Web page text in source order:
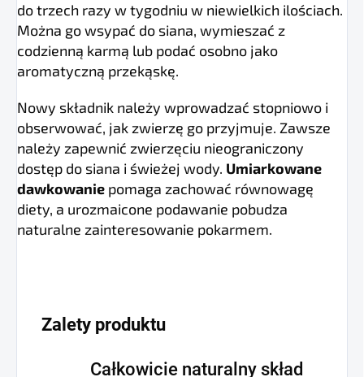
do trzech razy w tygodniu w niewielkich ilościach.
Można go wsypać do siana, wymieszać z
codzienną karmą lub podać osobno jako
aromatyczną przekąskę.
Nowy składnik należy wprowadzać stopniowo i
obserwować, jak zwierzę go przyjmuje. Zawsze
należy zapewnić zwierzęciu nieograniczony
dostęp do siana i świeżej wody. Umiarkowane
dawkowanie pomaga zachować równowagę
diety, a urozmaicone podawanie pobudza
naturalne zainteresowanie pokarmem.
Zalety produktu
Całkowicie naturalny skład